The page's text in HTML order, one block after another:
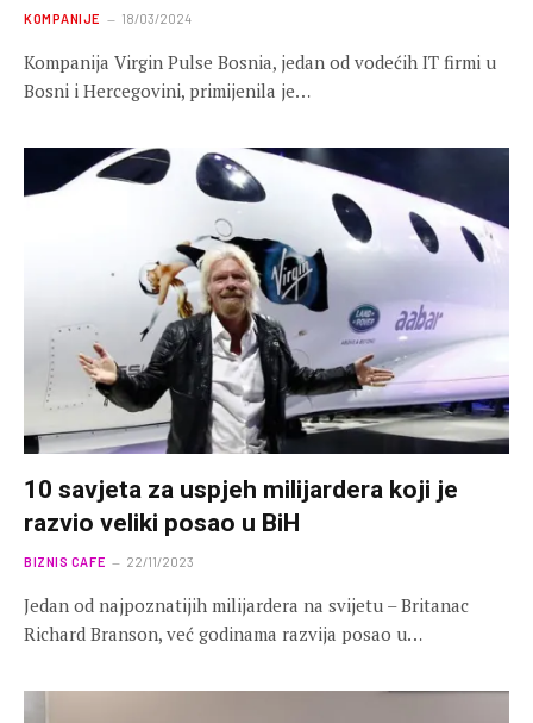
KOMPANIJE 18/03/2024
Kompanija Virgin Pulse Bosnia, jedan od vodećih IT firmi u
Bosni i Hercegovini, primijenila je…
10 savjeta za uspjeh milijardera koji je
razvio veliki posao u BiH
BIZNIS CAFE 22/11/2023
Jedan od najpoznatijih milijardera na svijetu – Britanac
Richard Branson, već godinama razvija posao u…